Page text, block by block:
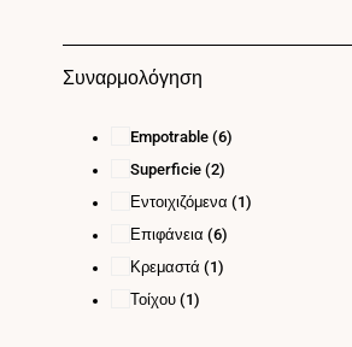
Συναρμολόγηση
Empotrable (6)
Superficie (2)
Εντοιχιζόμενα (1)
Επιφάνεια (6)
Κρεμαστά (1)
Τοίχου (1)